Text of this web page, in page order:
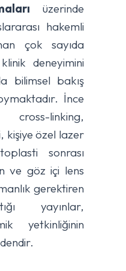
üzerinde
hakemli
çok sayıda
deneyimini
bilimsel bakış
İnce
linking,
kişiye özel lazer
sonrası
ve göz içi lens
gerektiren
yayınlar,
yetkinliğinin